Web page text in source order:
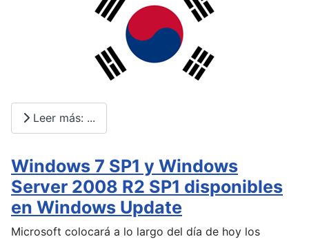
Leer más: ...
Windows 7 SP1 y Windows
Server 2008 R2 SP1 disponibles
en Windows Update
Microsoft colocará a lo largo del día de hoy los